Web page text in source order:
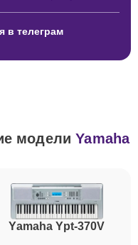
в телеграм
моделиYamaha
Yamaha Ypt-370V